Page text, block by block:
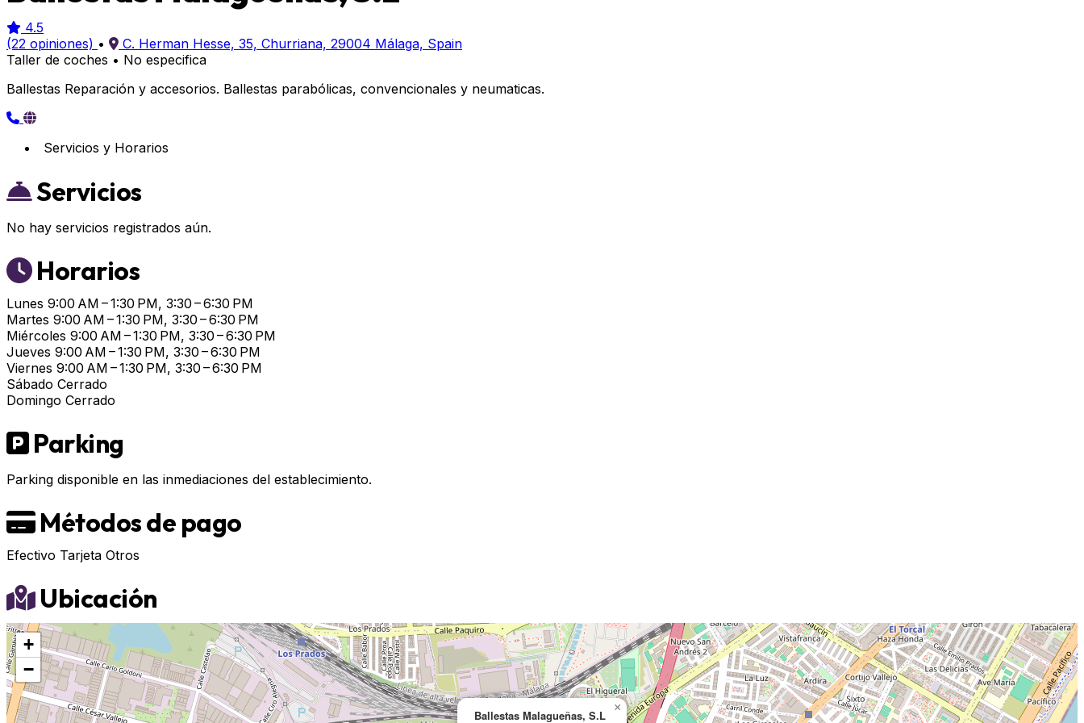
4.5
(22 opiniones) •
C. Herman Hesse, 35, Churriana, 29004 Málaga, Spain
Taller de coches • No especifica
Ballestas Reparación y accesorios. Ballestas parabólicas, convencionales y neumaticas.
Servicios y Horarios
Servicios
No hay servicios registrados aún.
Horarios
Lunes 9:00 AM – 1:30 PM, 3:30 – 6:30 PM
Martes 9:00 AM – 1:30 PM, 3:30 – 6:30 PM
Miércoles 9:00 AM – 1:30 PM, 3:30 – 6:30 PM
Jueves 9:00 AM – 1:30 PM, 3:30 – 6:30 PM
Viernes 9:00 AM – 1:30 PM, 3:30 – 6:30 PM
Sábado Cerrado
Domingo Cerrado
Parking
Parking disponible en las inmediaciones del establecimiento.
Métodos de pago
Efectivo Tarjeta Otros
Ubicación
Ballestas Malagueñas, S.L
×
+
−